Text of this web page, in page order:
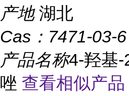
产地 湖北
Cas： 7471-03-6
产品名称4-羟基-
唑 查看相似产